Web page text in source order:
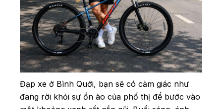
Đạp xe ở Bình Quới, bạn sẽ có cảm giác như
đang rời khỏi sự ồn ào của phố thị để bước vào